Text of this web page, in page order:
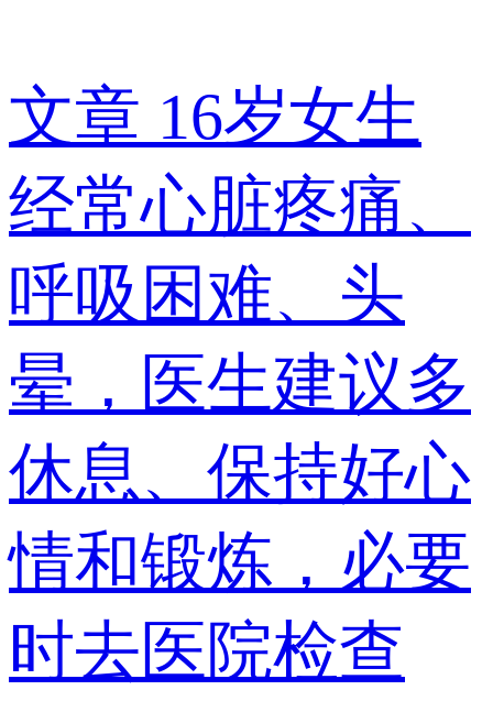
文章 16岁女生
经常心脏疼痛、
呼吸困难、头
晕，医生建议多
休息、保持好心
情和锻炼，必要
时去医院检查